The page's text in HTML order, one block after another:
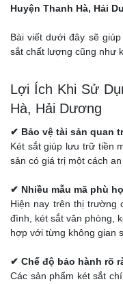
Huyện Thanh Hà, Hải
Bài viết dưới đây sẽ
sắt chất lượng cũng như
Lợi Ích Khi Sử
Hà, Hải Dương
✔ Bảo vệ tài sản quan
Két sắt giúp lưu trữ tiền
sản có giá trị một cách
✔ Nhiều mẫu mã phù
Hiện nay trên thị trường
đình, két sắt văn phòng,
hợp với từng không gian
✔ Chế độ bảo hành rõ
Các sản phẩm két sắt